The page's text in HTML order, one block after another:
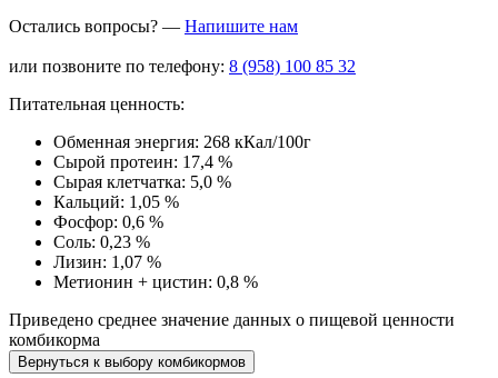
Остались вопросы? — Напишите нам
или позвоните по телефону: 8 (958) 100 85 32
Питательная ценность:
Обменная энергия: 268 кКал/100г
Сырой протеин: 17,4 %
Сырая клетчатка: 5,0 %
Кальций: 1,05 %
Фосфор: 0,6 %
Соль: 0,23 %
Лизин: 1,07 %
Метионин + цистин: 0,8 %
Приведено среднее значение данных о пищевой ценности
комбикорма
Вернуться к выбору комбикормов